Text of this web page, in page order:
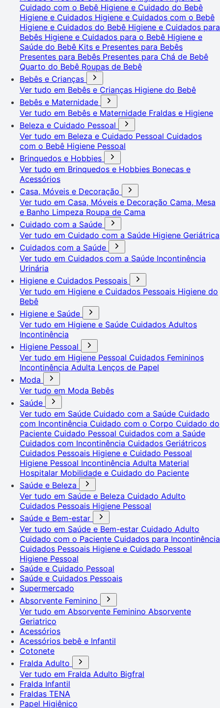
Cuidado com o Bebê Higiene e Cuidado do Bebê
Higiene e Cuidados Higiene e Cuidados com o Bebê
Higiene e Cuidados do Bebê Higiene e Cuidados para
Bebês Higiene e Cuidados para o Bebê Higiene e
Saúde do Bebê Kits e Presentes para Bebês
Presentes para Bebês Presentes para Chá de Bebê
Quarto do Bebê Roupas de Bebê
Bebês e Crianças
Ver tudo em Bebês e Crianças Higiene do Bebê
Bebês e Maternidade
Ver tudo em Bebês e Maternidade Fraldas e Higiene
Beleza e Cuidado Pessoal
Ver tudo em Beleza e Cuidado Pessoal Cuidados
com o Bebê Higiene Pessoal
Brinquedos e Hobbies
Ver tudo em Brinquedos e Hobbies Bonecas e
Acessórios
Casa, Móveis e Decoração
Ver tudo em Casa, Móveis e Decoração Cama, Mesa
e Banho Limpeza Roupa de Cama
Cuidado com a Saúde
Ver tudo em Cuidado com a Saúde Higiene Geriátrica
Cuidados com a Saúde
Ver tudo em Cuidados com a Saúde Incontinência
Urinária
Higiene e Cuidados Pessoais
Ver tudo em Higiene e Cuidados Pessoais Higiene do
Bebê
Higiene e Saúde
Ver tudo em Higiene e Saúde Cuidados Adultos
Incontinência
Higiene Pessoal
Ver tudo em Higiene Pessoal Cuidados Femininos
Incontinência Adulta Lenços de Papel
Moda
Ver tudo em Moda Bebês
Saúde
Ver tudo em Saúde Cuidado com a Saúde Cuidado
com Incontinência Cuidado com o Corpo Cuidado do
Paciente Cuidado Pessoal Cuidados com a Saúde
Cuidados com Incontinência Cuidados Geriátricos
Cuidados Pessoais Higiene e Cuidado Pessoal
Higiene Pessoal Incontinência Adulta Material
Hospitalar Mobilidade e Cuidado do Paciente
Saúde e Beleza
Ver tudo em Saúde e Beleza Cuidado Adulto
Cuidados Pessoais Higiene Pessoal
Saúde e Bem-estar
Ver tudo em Saúde e Bem-estar Cuidado Adulto
Cuidado com o Paciente Cuidados para Incontinência
Cuidados Pessoais Higiene e Cuidado Pessoal
Higiene Pessoal
Saúde e Cuidado Pessoal
Saúde e Cuidados Pessoais
Supermercado
Absorvente Feminino
Ver tudo em Absorvente Feminino Absorvente
Geriatrico
Acessórios
Acessórios bebê e Infantil
Cotonete
Fralda Adulto
Ver tudo em Fralda Adulto Bigfral
Fralda Infantil
Fraldas TENA
Papel Higiênico